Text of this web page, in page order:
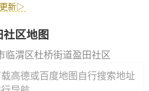
新▷
社区地图
临渭区杜桥街道盈田社区
高德或百度地图自行搜索地址